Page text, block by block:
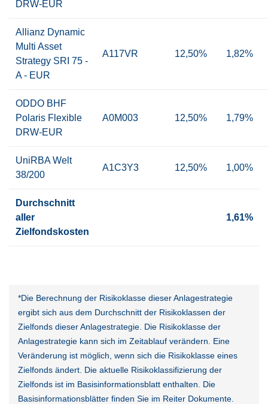
DRW-EUR
Allianz Dynamic
Multi Asset
Strategy SRI 75 -
A - EUR
A117VR 12,50% 1,82%
ODDO BHF
Polaris Flexible
DRW-EUR
A0M003 12,50% 1,79%
UniRBA Welt
38/200
A1C3Y3 12,50% 1,00%
Durchschnitt
aller
Zielfondskosten
1,61%
*Die Berechnung der Risikoklasse dieser Anlagestrategie
ergibt sich aus dem Durchschnitt der Risikoklassen der
Zielfonds dieser Anlagestrategie. Die Risikoklasse der
Anlagestrategie kann sich im Zeitablauf verändern. Eine
Veränderung ist möglich, wenn sich die Risikoklasse eines
Zielfonds ändert. Die aktuelle Risikoklassifizierung der
Zielfonds ist im Basisinformationsblatt enthalten. Die
Basisinformationsblätter finden Sie im Reiter Dokumente.